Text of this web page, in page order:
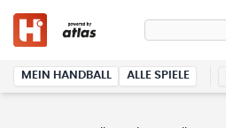
MEIN HANDBALL ALLE SPIELE